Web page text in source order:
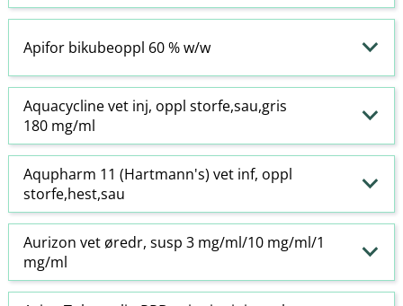
Apifor bikubeoppl 60 % w​/​w
Aquacycline vet inj, oppl storfe,sau,gris
180 mg/ml
Aqupharm 11 (Hartmann's) vet inf, oppl
storfe,hest,sau
Aurizon vet øredr, susp 3 mg/ml/10 mg/ml/1
mg/ml